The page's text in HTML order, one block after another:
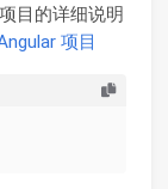
目的详细说明
项目